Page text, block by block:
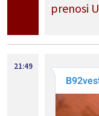
prenosi
21:49